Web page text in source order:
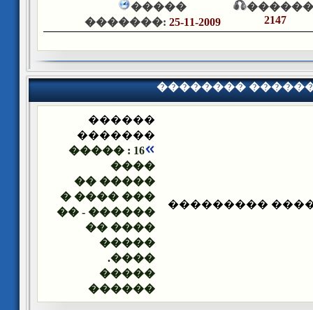
�����
�������: 25-11-2009
2147
��������
��������
������
�������
16 : �����
����
����� ��
��� ���� �
������ - ��
���� ��
�����
����.
�����
������